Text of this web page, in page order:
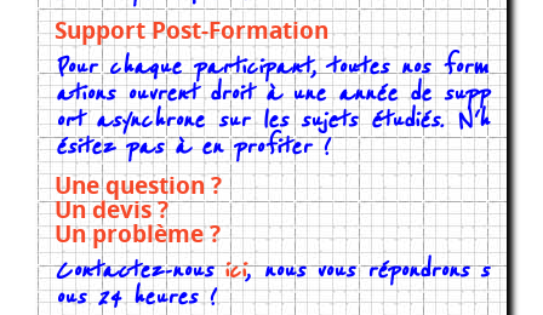
Support Post-Formation
Pour chaque participant, toutes nos form
ations ouvrent droit à une année de supp
ort asynchrone sur les sujets étudiés. N'h
ésitez pas à en profiter !
Une question ?
Un devis ?
Un problème ?
Contactez-nousici, nous vous répondrons s
ous 24 heures !